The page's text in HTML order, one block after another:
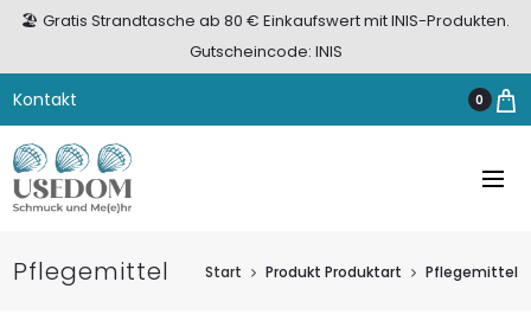
🏖️ Gratis Strandtasche ab 80 € Einkaufswert mit INIS-Produkten.
Gutscheincode: INIS
Kontakt 0
Pflegemittel Start Produkt Produktart Pflegemittel